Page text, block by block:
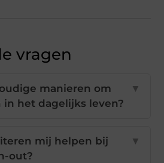
vragen
manieren om
in het dagelijks leven?
▼
mij helpen bij
out?
▼